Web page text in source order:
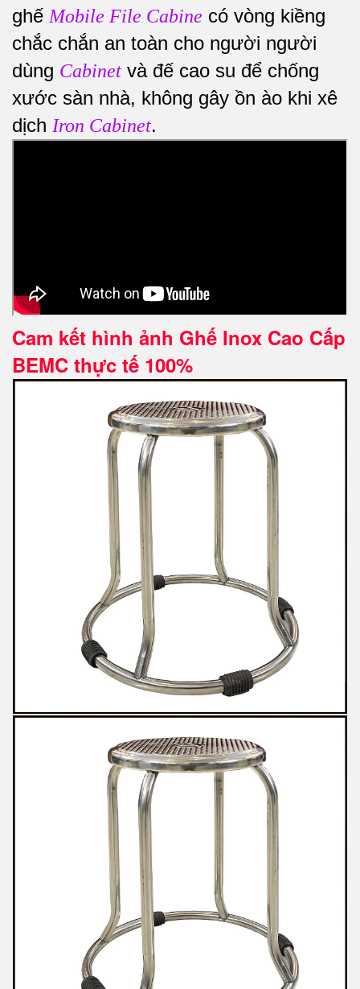
ghế Mobile File Cabine có vòng kiềng
chắc chắn an toàn cho người người
dùng Cabinet và đế cao su để chống
xước sàn nhà, không gây ồn ào khi xê
dịch Iron Cabinet.
Cam kết hình ảnh Ghế Inox Cao Cấp
BEMC thực tế 100%